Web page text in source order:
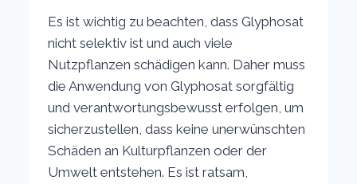
Es ist wichtig zu beachten, dass Glyphosat
nicht selektiv ist und auch viele
Nutzpflanzen schädigen kann. Daher muss
die Anwendung von Glyphosat sorgfältig
und verantwortungsbewusst erfolgen, um
sicherzustellen, dass keine unerwünschten
Schäden an Kulturpflanzen oder der
Umwelt entstehen. Es ist ratsam,